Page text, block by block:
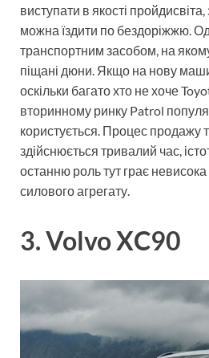
виступати в якості
можна їздити по бездоріжжю.
транспортним засобом, на
піщані дюни. Якщо на нову
оскільки багато хто не хоче
вторинному ринку Patrol
користується. Процес продажу
здійснюється тривалий час,
останню роль тут грає невисока
силового агрегату.
3. Volvo XC90